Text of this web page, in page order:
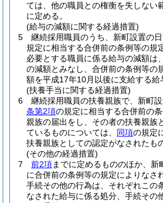
ては、他の職員との権衡を失しない
に定める。
(給与の減額に関する経過措置)
5
継続採用職員のうち、新町設置の
規定に相当する合併前の条例等の規
必要とする職員に係る給与の減額は
の減額とみなし、合併前の条例等の
額を平成17年10月以後に支給する給
(扶養手当に関する経過措置)
6
継続採用職員の扶養親族で、新町
条第2項の規定に相当する合併前の
親族の届出をし、その者の扶養親族
ているものについては、 同項の規定
扶養親族としての認定がなされたも
(その他の経過措置)
7
前2項までに定めるもののほか、新
に合併前の条例等の規定によりなさ
手続その他の行為は、それぞれこの
なされた給与に係る処分、手続その